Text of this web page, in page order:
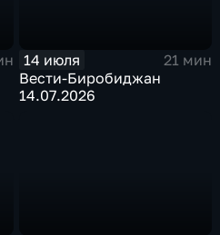
14 июля
21 мин
Вести-Биробиджан
14.07.2026